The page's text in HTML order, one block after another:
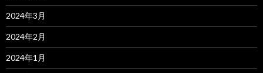
2024年3月
2024年2月
2024年1月